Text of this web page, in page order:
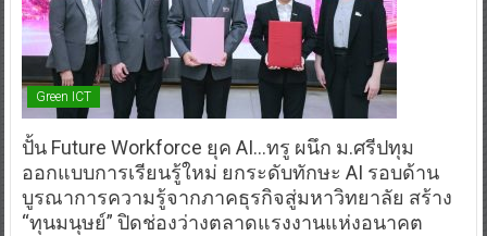
Green ICT
ปั้น Future Workforce ยุค AI…ทรู ผนึก ม.ศรีปทุม
ออกแบบการเรียนรู้ใหม่ ยกระดับทักษะ AI รอบด้าน
บูรณาการความรู้จากภาคธุรกิจสู่มหาวิทยาลัย สร้าง
“ทุนมนุษย์” ปิดช่องว่างตลาดแรงงานแห่งอนาคต